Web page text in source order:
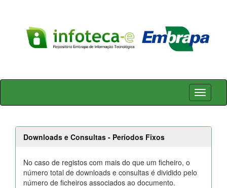
Skip
Downloads e Consultas - Períodos Fixos
No caso de registos com mais do que um ficheiro, o
número total de downloads e consultas é dividido pelo
número de ficheiros associados ao documento.